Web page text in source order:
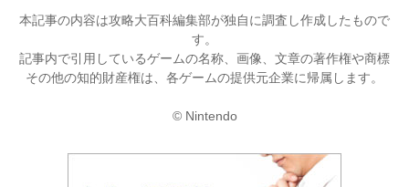
本記事の内容は攻略大百科編集部が独自に調査し作成したもので
す。
記事内で引用しているゲームの名称、画像、文章の著作権や商標
その他の知的財産権は、各ゲームの提供元企業に帰属します。
© Nintendo